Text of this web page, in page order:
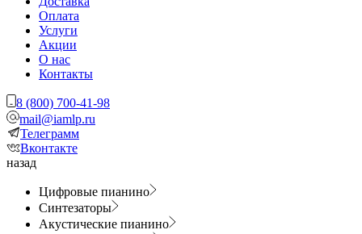
Оплата
Услуги
Акции
О нас
Контакты
8 (800) 700-41-98
mail@iamlp.ru
Телеграмм
Вконтакте
назад
Цифровые пианино
Синтезаторы
Акустические пианино